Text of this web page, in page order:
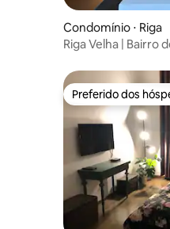
Condomínio ⋅ Riga
Riga Velha | Bairro
Preferido dos
Preferido dos